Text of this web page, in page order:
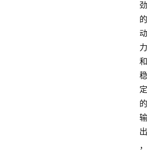
劲
的
动
力
和
稳
定
的
输
出
，